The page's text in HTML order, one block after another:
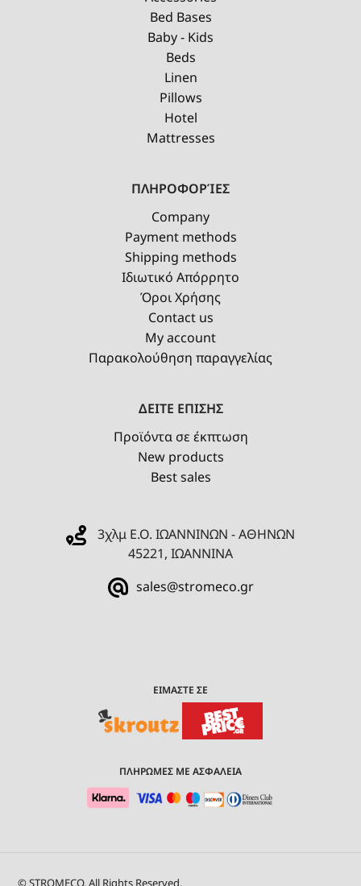
Bed Bases
Baby - Kids
Beds
Linen
Pillows
Hotel
Mattresses
ΠΛΗΡΟΦΟΡΊΕΣ
Company
Payment methods
Shipping methods
Ιδιωτικό Απόρρητο
Όροι Χρήσης
Contact us
My account
Παρακολούθηση παραγγελίας
ΔΕΙΤΕ ΕΠΙΣΗΣ
Προϊόντα σε έκπτωση
New products
Best sales
3χλμ Ε.Ο. ΙΩΑΝΝΙΝΩΝ - ΑΘΗΝΩΝ
45221, ΙΩΑΝΝΙΝΑ
sales@stromeco.gr
ΕΙΜΑΣΤΕ ΣΕ
ΠΛΗΡΩΜΕΣ ΜΕ ΑΣΦΑΛΕΙΑ
© STROMECO. All Rights Reserved.